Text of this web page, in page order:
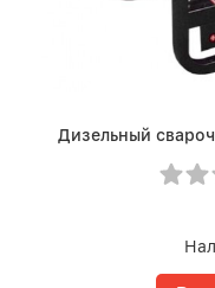
Дизельный